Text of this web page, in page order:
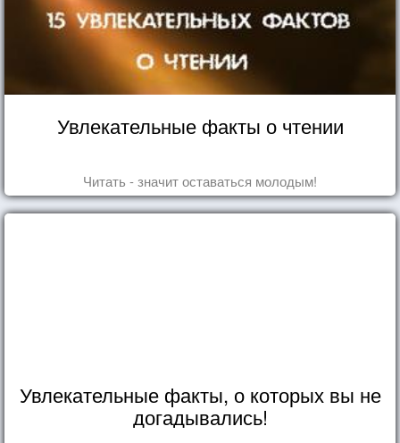
Увлекательные факты о чтении
Читать - значит оставаться молодым!
Увлекательные факты, о которых вы не
догадывались!